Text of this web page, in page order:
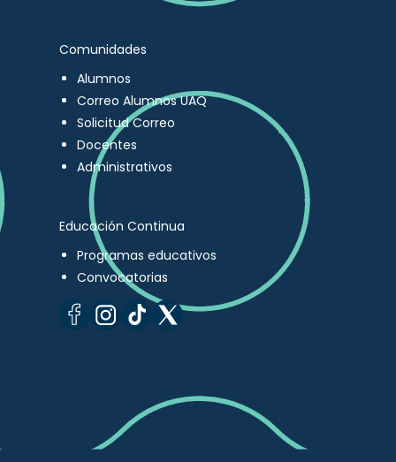
Comunidades
Alumnos
Correo Alumnos UAQ
Solicitud Correo
Docentes
Administrativos
Educación Continua
Programas educativos
Convocatorias